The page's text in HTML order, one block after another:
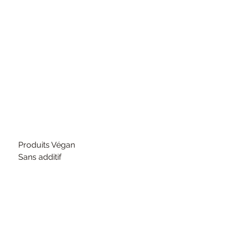
Produits Végan
Sans additif